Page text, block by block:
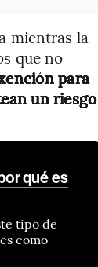
mientras la
que no
para
un riesgo
qué es
tipo de
como